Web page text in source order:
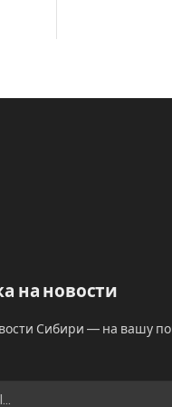
на новости
Сибири — на вашу